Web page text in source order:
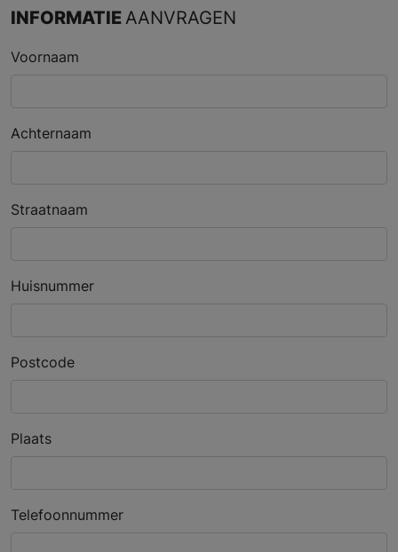
INFORMATIEAANVRAGEN
Voornaam
Achternaam
Straatnaam
Huisnummer
Postcode
Plaats
Telefoonnummer